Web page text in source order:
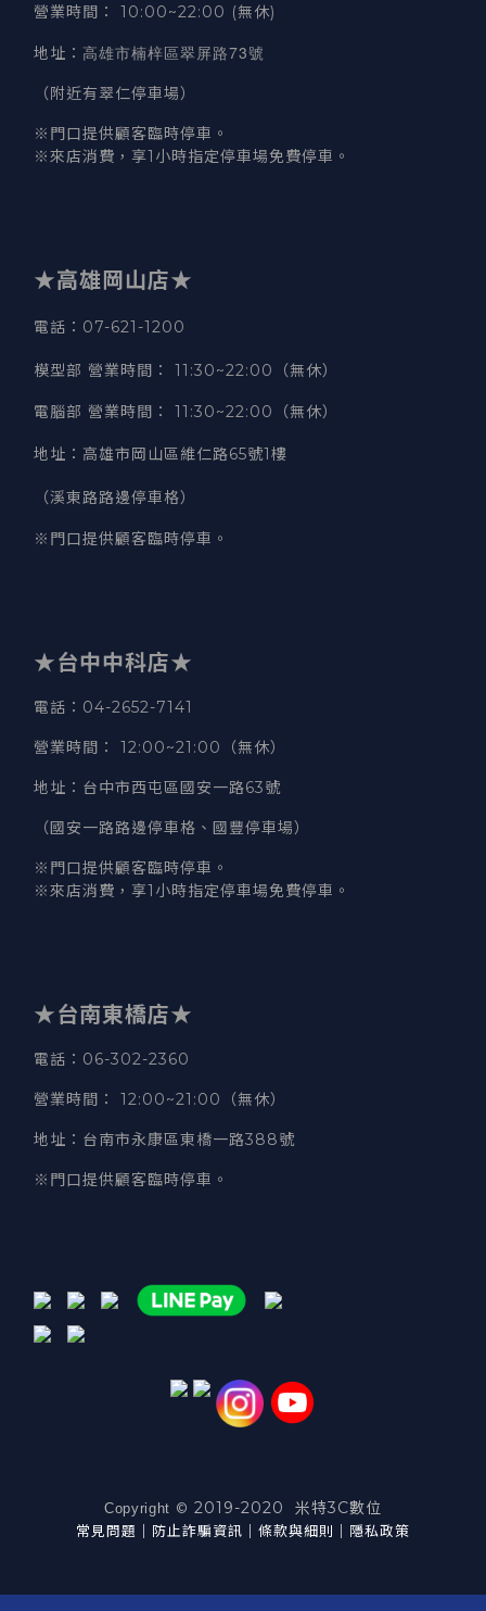
營業時間 ： 10:00~22:00 (無休)
地址 ： 高雄市楠梓區翠屏路73號
（附近有翠仁停車場）
※門口提供顧客臨時停車。
※來店消費，享1小時指定停車場免費停車。
★高雄岡山店★
電話：07-621-1200
模型部 營業時間 ： 11:30~22:00（無休）
電腦部 營業時間 ： 11:30~22:00（無休）
地址 ： 高雄市岡山區維仁路65號1樓
（溪東路路邊停車格）
※門口提供顧客臨時停車。
★台中中科店★
電話 ：04-2652-7141
營業時間 ： 12:00~21:00（無休）
地址 ：台中市西屯區國安一路63號
（國安一路路邊停車格、國豐停車場）
※門口提供顧客臨時停車。
※來店消費，享1小時指定停車場免費停車。
★台南東橋店★
電話 ：06-302-2360
營業時間 ： 12:00~21:00（無休）
地址 ：台南市永康區東橋一路388號
※門口提供顧客臨時停車。
Copyright © 2019-2020 米特3C數位
常見問題 防止詐騙資訊 條款與細則 隱私政策